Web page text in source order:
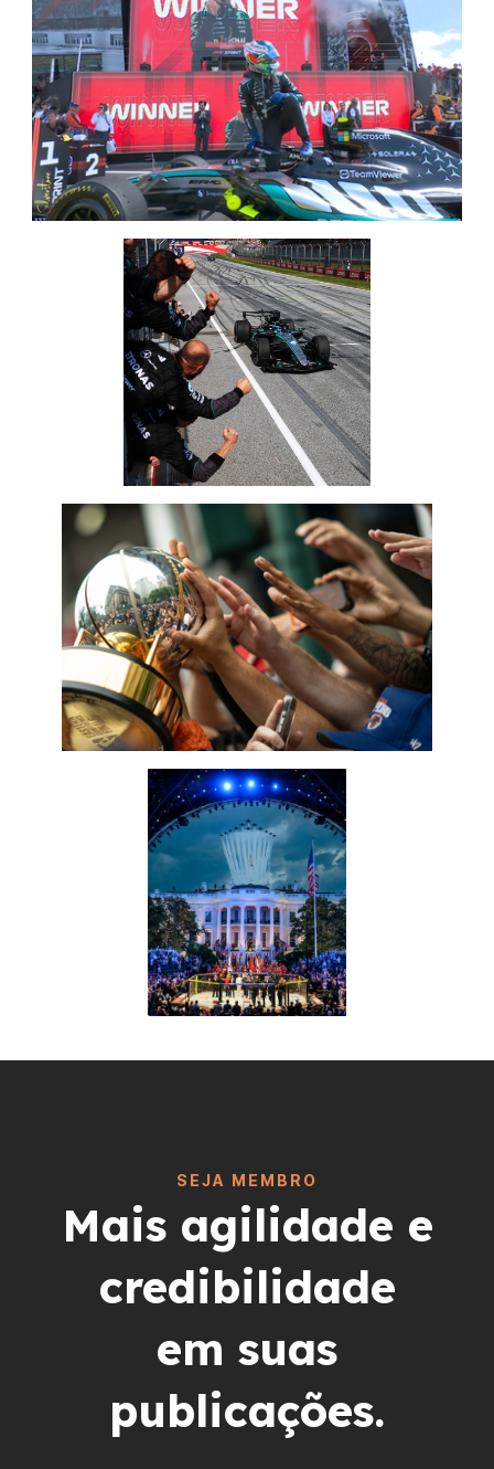
SEJA MEMBRO
Mais agilidade e
credibilidade
em suas
publicações.